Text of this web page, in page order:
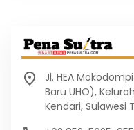
Jl. HEA
Baru UHO),
Kendari, Sulawesi